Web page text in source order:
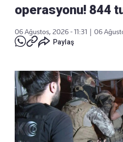
operasyonu! 844
06 Ağustos, 2026 - 11:31
06
Paylaş